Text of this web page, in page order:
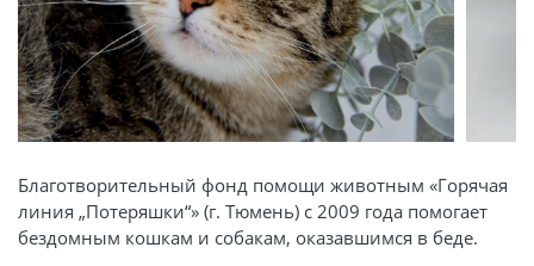
Благотворительный фонд помощи животным «Горячая
линия „Потеряшки“» (г. Тюмень) с 2009 года помогает
бездомным кошкам и собакам, оказавшимся в беде.